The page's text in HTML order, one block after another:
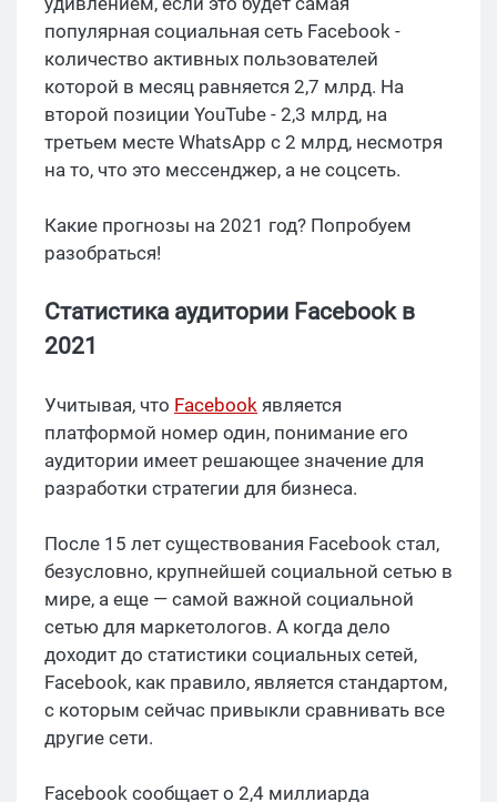
популярная социальная сеть Facebook -
количество активных пользователей
которой в месяц равняется 2,7 млрд. На
второй позиции YouTube - 2,3 млрд, на
третьем месте WhatsApp с 2 млрд, несмотря
на то, что это мессенджер, а не соцсеть.
Какие прогнозы на 2021 год? Попробуем
разобраться!
Статистика аудитории Facebook в
2021
Учитывая, что Facebook является
платформой номер один, понимание его
аудитории имеет решающее значение для
разработки стратегии для бизнеса.
После 15 лет существования Facebook стал,
безусловно, крупнейшей социальной сетью в
мире, а еще — самой важной социальной
сетью для маркетологов. А когда дело
доходит до статистики социальных сетей,
Facebook, как правило, является стандартом,
с которым сейчас привыкли сравнивать все
другие сети.
Facebook сообщает о 2,4 миллиарда